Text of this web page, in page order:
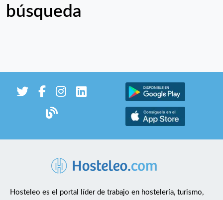
búsqueda
Hosteleo es el portal líder de trabajo en hostelería, turismo,